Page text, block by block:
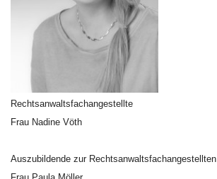
Rechtsanwaltsfachangestellte
Frau Nadine Vöth
Auszubildende zur Rechtsanwaltsfachangestellten